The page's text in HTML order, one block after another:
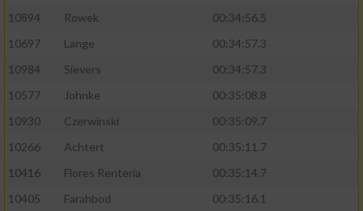
10894
Rowek
00:34:56.5
10697
Lange
00:34:57.3
10984
Sievers
00:34:57.3
10577
Johnke
00:35:08.8
10930
Czerwinski
00:35:09.7
10266
Achtert
00:35:11.7
10416
Flores Renteria
00:35:14.7
10405
Farahbod
00:35:16.1